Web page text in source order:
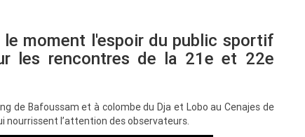
moment l'espoir du public sportif
les rencontres de la 21e et 22e
de Bafoussam et à colombe du Dja et Lobo au Cenajes de
nourrissent l’attention des observateurs.
de formation pratique. Dschang du 17 au 27
janvier 2022